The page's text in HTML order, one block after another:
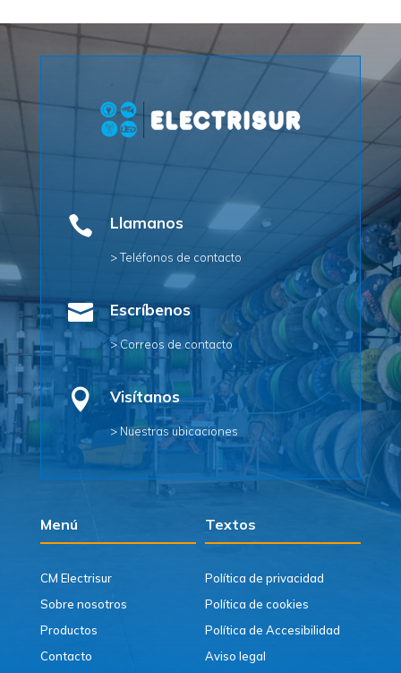
 Llamanos
> Teléfonos de contacto
 Escríbenos
> Correos de contacto
 Visítanos
> Nuestras ubicaciones
Menú Textos
CM Electrisur
Sobre nosotros
Productos
Contacto
Política de privacidad
Política de cookies
Política de Accesibilidad
Aviso legal